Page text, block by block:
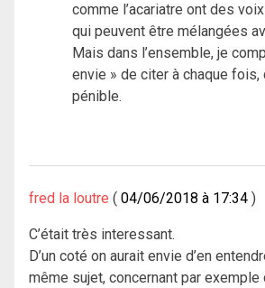
comme l’acariatre ont des
qui peuvent être mélangées
Mais dans l’ensemble, je
envie » de citer à chaque fois,
pénible.
fred la loutre 04/06/2018 à 17:34
C’était très interessant.
D’un coté on aurait envie d’en
même sujet, concernant par exemple